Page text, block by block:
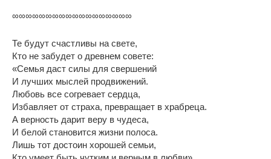
∞∞∞∞∞∞∞∞∞∞∞∞∞∞∞∞∞∞
Те будут счастливы на свете,
Кто не забудет о древнем совете:
«Семья даст силы для свершений
И лучших мыслей продвижений.
Любовь все согревает сердца,
Избавляет от страха, превращает в храбреца.
А верность дарит веру в чудеса,
И белой становится жизни полоса.
Лишь тот достоин хорошей семьи,